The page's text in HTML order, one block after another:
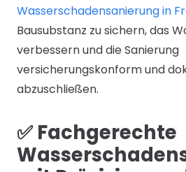
Wasserschadensanierung in
Bausubstanz zu sichern, das
verbessern und die Sanierung
versicherungskonform und
abzuschließen.
✅ Fachgerechte